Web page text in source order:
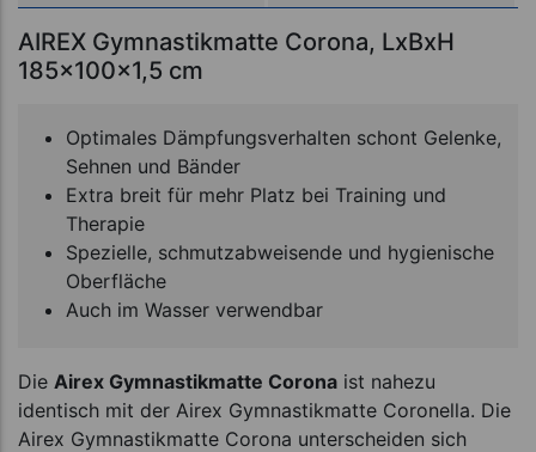
AIREX Gymnastikmatte Corona, LxBxH
185x100x1,5 cm
Optimales Dämpfungsverhalten schont Gelenke,
Sehnen und Bänder
Extra breit für mehr Platz bei Training und
Therapie
Spezielle, schmutzabweisende und hygienische
Oberfläche
Auch im Wasser verwendbar
Die Airex Gymnastikmatte Corona ist nahezu
identisch mit der Airex Gymnastikmatte Coronella. Die
Airex Gymnastikmatte Corona unterscheiden sich